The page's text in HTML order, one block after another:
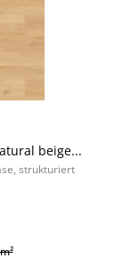
beige...
strukturiert